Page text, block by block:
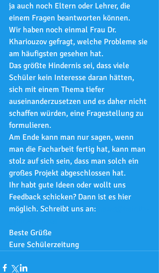
ja auch noch Eltern oder Lehrer, die
einem Fragen beantworten können.
Wir haben noch einmal Frau Dr.
Khariouzov gefragt, welche Probleme sie
am häufigsten gesehen hat.
Das größte Hindernis sei, dass viele
Schüler kein Interesse daran hätten,
sich mit einem Thema tiefer
auseinanderzusetzen und es daher nicht
schaffen würden, eine Fragestellung zu
formulieren.
Am Ende kann man nur sagen, wenn
man die Facharbeit fertig hat, kann man
stolz auf sich sein, dass man solch ein
großes Projekt abgeschlossen hat.
Ihr habt gute Ideen oder wollt uns
Feedback schicken? Dann ist es hier
möglich. Schreibt uns an:
Beste Grüße
Eure Schülerzeitung